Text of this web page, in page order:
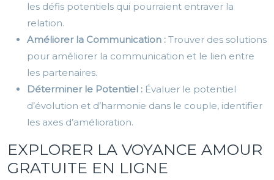
les défis potentiels qui pourraient entraver la
relation.
Améliorer la Communication : Trouver des solutions
pour améliorer la communication et le lien entre
les partenaires.
Déterminer le Potentiel : Évaluer le potentiel
d’évolution et d’harmonie dans le couple, identifier
les axes d’amélioration.
EXPLORER LA VOYANCE AMOUR
GRATUITE EN LIGNE